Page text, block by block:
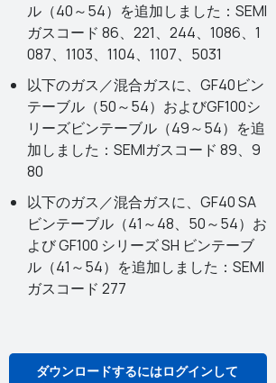
ル（40～54）を追加しました：SEMI
ガスコード 86、221、244、1086、1
087、1103、1104、1107、5031
以下のガス／混合ガスに、GF40ビン
テーブル（50～54）およびGF100シ
リーズビンテーブル（49～54）を追
加しました：SEMIガスコード 89、9
80
以下のガス／混合ガスに、GF40 SA
ビンテーブル（41～48、50～54）お
よび GF100 シリーズ SH ビンテーブ
ル（41～54）を追加しました：SEMI
ガスコード 277
ダウンロードするにはログインして